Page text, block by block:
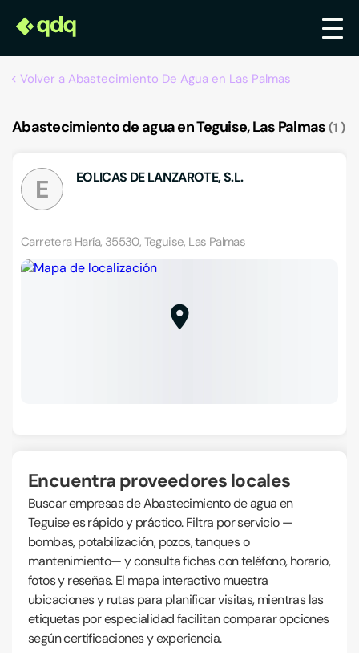
Volver a Abastecimiento De Agua en Las Palmas
Abastecimiento de agua en Teguise, Las Palmas 1
E EOLICAS DE LANZAROTE, S.L.
Carretera Haría, 35530, Teguise, Las Palmas
Encuentra proveedores locales
Buscar empresas de Abastecimiento de agua en
Teguise es rápido y práctico. Filtra por servicio —
bombas, potabilización, pozos, tanques o
mantenimiento— y consulta fichas con teléfono, horario,
fotos y reseñas. El mapa interactivo muestra
ubicaciones y rutas para planificar visitas, mientras las
etiquetas por especialidad facilitan comparar opciones
según certificaciones y experiencia.